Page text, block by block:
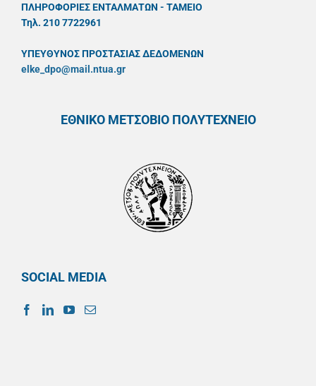
ΠΛΗΡΟΦΟΡΙΕΣ ΕΝΤΑΛΜΑΤΩΝ - ΤΑΜΕΙΟ
Τηλ. 210 7722961
ΥΠΕΥΘYΝΟΣ ΠΡΟΣΤΑΣΙΑΣ ΔΕΔΟΜΕΝΩΝ
elke_dpo@mail.ntua.gr
ΕΘΝΙΚΟ ΜΕΤΣΟΒΙΟ ΠΟΛΥΤΕΧΝΕΙΟ
SOCIAL MEDIA